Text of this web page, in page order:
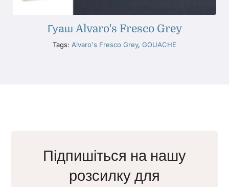
Гуаш Alvaro's Fresco Grey
Tags: Alvaro's Fresco Grey, GOUACHE
Підпишіться на нашу
розсилку для